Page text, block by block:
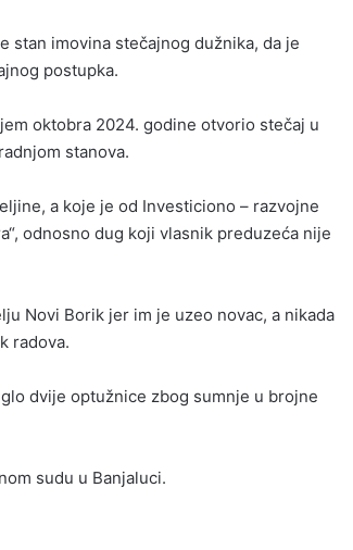
stan imovina stečajnog dužnika, da je
postupka.
oktobra 2024. godine otvorio stečaj u
stanova.
a koje je od Investiciono – razvojne
odnosno dug koji vlasnik preduzeća nije
Novi Borik jer im je uzeo novac, a nikada
radova.
dvije optužnice zbog sumnje u brojne
sudu u Banjaluci.